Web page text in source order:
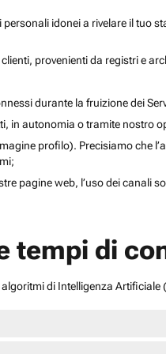
idonei a rivelare il tuo
provenienti da registri e
durante la fruizione dei
in autonomia o tramite nostro
profilo). Precisiamo che
pagine web, l’uso dei canali
tempi di
di Intelligenza Artificiale